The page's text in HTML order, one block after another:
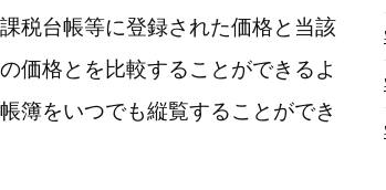
税台帳等に登録された価格と当該
価格とを比較することができるよ
簿をいつでも縦覧することができ